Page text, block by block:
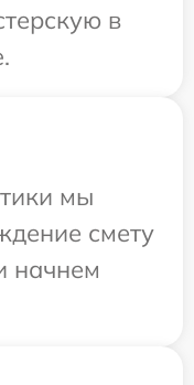
в
мы
смету
начнем